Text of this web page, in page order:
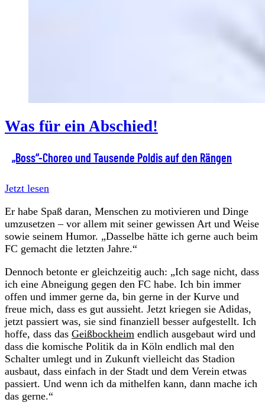
Was für ein Abschied!
„Boss“-Choreo und Tausende Poldis auf den Rängen
Jetzt lesen
Er habe Spaß daran, Menschen zu motivieren und Dinge
umzusetzen – vor allem mit seiner gewissen Art und Weise
sowie seinem Humor. „Dasselbe hätte ich gerne auch beim
FC gemacht die letzten Jahre.“
Dennoch betonte er gleichzeitig auch: „Ich sage nicht, dass
ich eine Abneigung gegen den FC habe. Ich bin immer
offen und immer gerne da, bin gerne in der Kurve und
freue mich, dass es gut aussieht. Jetzt kriegen sie Adidas,
jetzt passiert was, sie sind finanziell besser aufgestellt. Ich
hoffe, dass das Geißbockheim endlich ausgebaut wird und
dass die komische Politik da in Köln endlich mal den
Schalter umlegt und in Zukunft vielleicht das Stadion
ausbaut, dass einfach in der Stadt und dem Verein etwas
passiert. Und wenn ich da mithelfen kann, dann mache ich
das gerne.“